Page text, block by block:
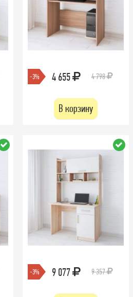
-3% 4 655 4 798
В корзину
-3% 9 077 9 357